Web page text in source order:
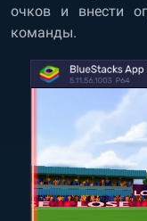
очков и внести
команды.